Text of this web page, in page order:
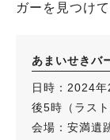
ガーを見つけ
あまいせきバ
日時：2024
後5時（ラス
会場：安満遺